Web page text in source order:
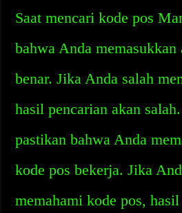
Saat mencari kode pos
bahwa Anda memasukkan
benar. Jika Anda salah
hasil pencarian akan
pastikan bahwa Anda
kode pos bekerja. Jika
memahami kode pos,